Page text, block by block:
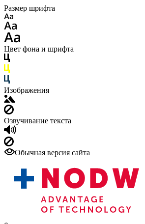
Размер шрифта
Цвет фона и шрифта
Изображения
Озвучивание текста
Обычная версия сайта